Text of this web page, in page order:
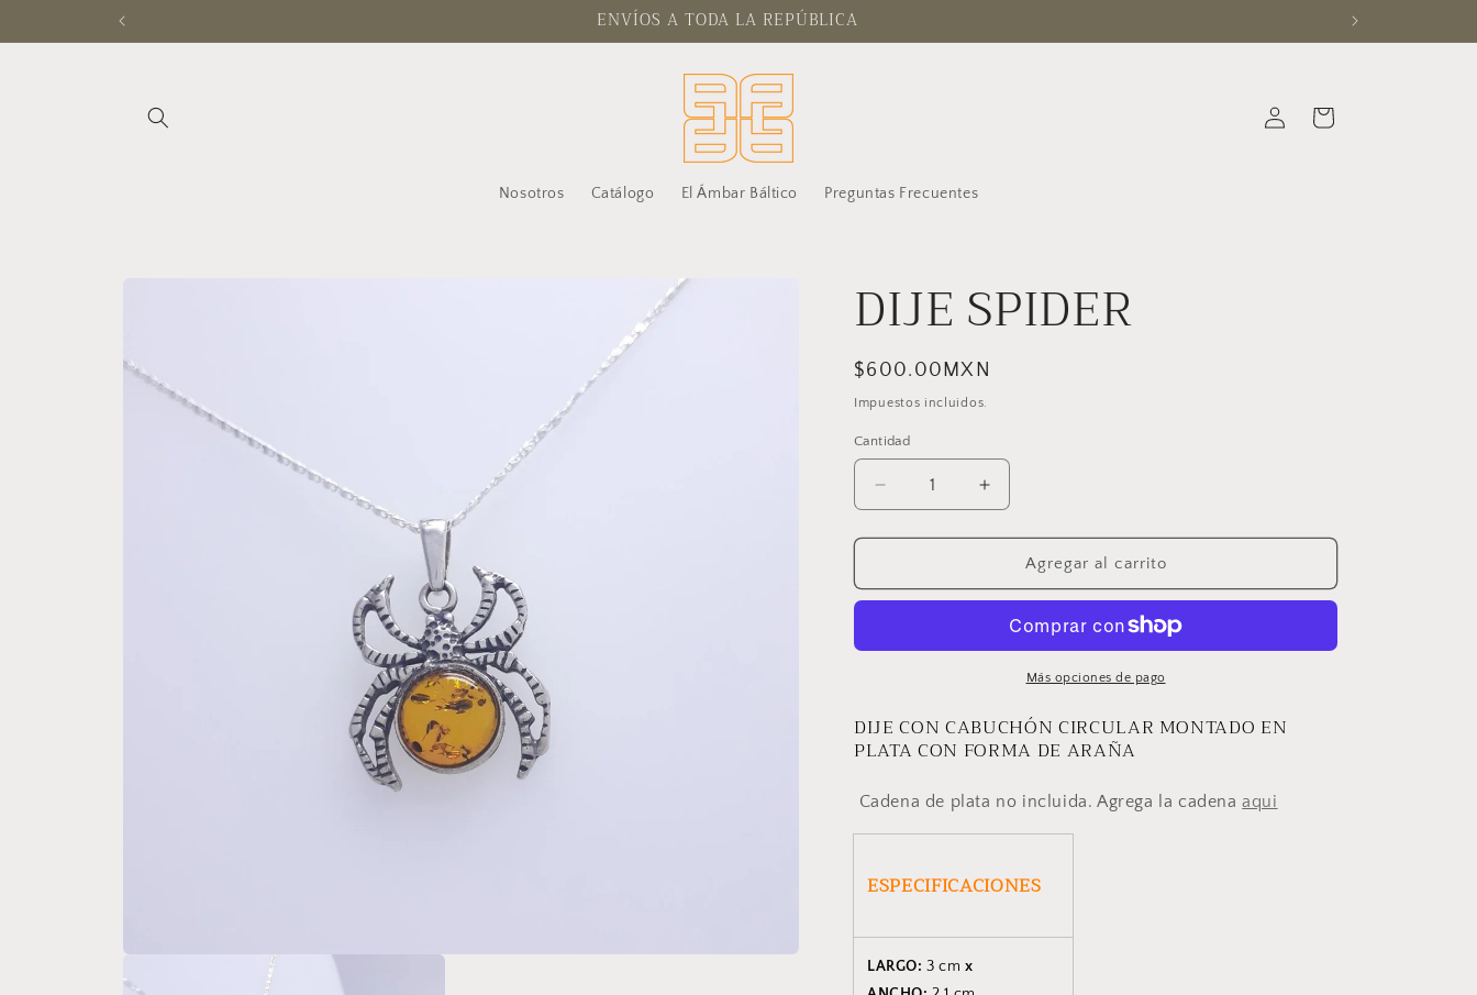
directamente
al contenido
ENVÍOS A TODA LA REPÚBLICA
Nosotros Catálogo El Ámbar Báltico Preguntas Frecuentes
sesión
Carrito
DIJE SPIDER
Precio
habitual
$600.00MXN
Impuestos incluidos.
Cantidad
Reducir
cantidad
para
SPIDER
Aumentar
cantidad
para
SPIDER
Agregar al carrito
Más opciones de pago
DIJE CON CABUCHÓN CIRCULAR MONTADO EN
PLATA CON FORMA DE ARAÑA
Cadena de plata no incluida. Agrega la cadenaaqui
ESPECIFICACIONES
LARGO:3 cmx